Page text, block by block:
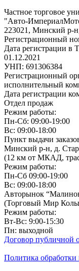
Частное торговое
"Авто-
223021, Минский р-
Регистрационный
Дата регистрации в
01.12.2021
УНП: 691306384
Регистрационный
исполнительный
Дата регистрации
Отдел продаж
Режим работы:
Пн-Сб: 09:00-19:00
Вс: 09:00-18:00
Пункт выдачи
Минский р-н, д.
(12 км от МКАД,
Режим работы:
Пн-Сб 09:00-19:00
Вс: 09:00-18:00
Авторынок
(Торговый Мир
Режим работы:
Вт-Вс: 9:00-15:30
Пн: выходной
Договор публичной
Политика